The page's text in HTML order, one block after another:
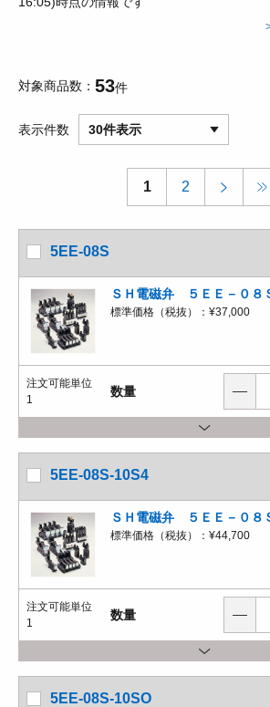
対象商品数 53件
表示件数 30件表示
1 2
5EE-08S
ＳＨ電磁弁 ５ＥＥ－０８
標準価格（税抜）： ¥37,000
注文可能単位
1
数量
5EE-08S-10S4
ＳＨ電磁弁 ５ＥＥ－０８
標準価格（税抜）： ¥44,700
注文可能単位
1
数量
5EE-08S-10SO